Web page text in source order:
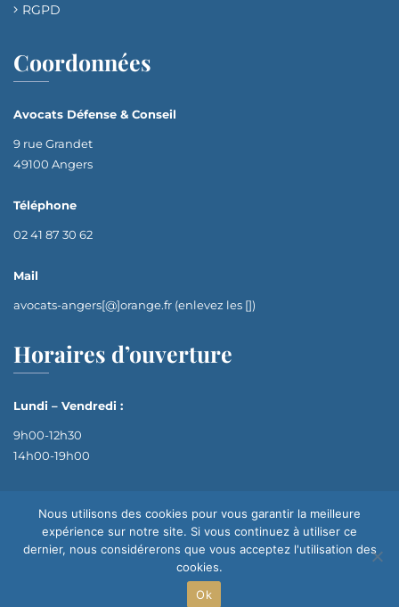
RGPD
Coordonnées
Avocats Défense & Conseil
9 rue Grandet
49100 Angers
Téléphone
02 41 87 30 62
Mail
avocats-angers[@]orange.fr (enlevez les [])
Horaires d’ouverture
Lundi – Vendredi :
9h00-12h30
14h00-19h00
Nous utilisons des cookies pour vous garantir la meilleure
expérience sur notre site. Si vous continuez à utiliser ce
dernier, nous considérerons que vous acceptez l'utilisation des
cookies.
Ok